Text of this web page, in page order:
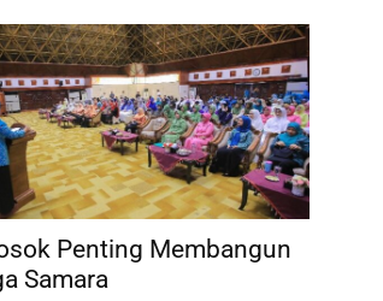
Penting Membangun
Samara